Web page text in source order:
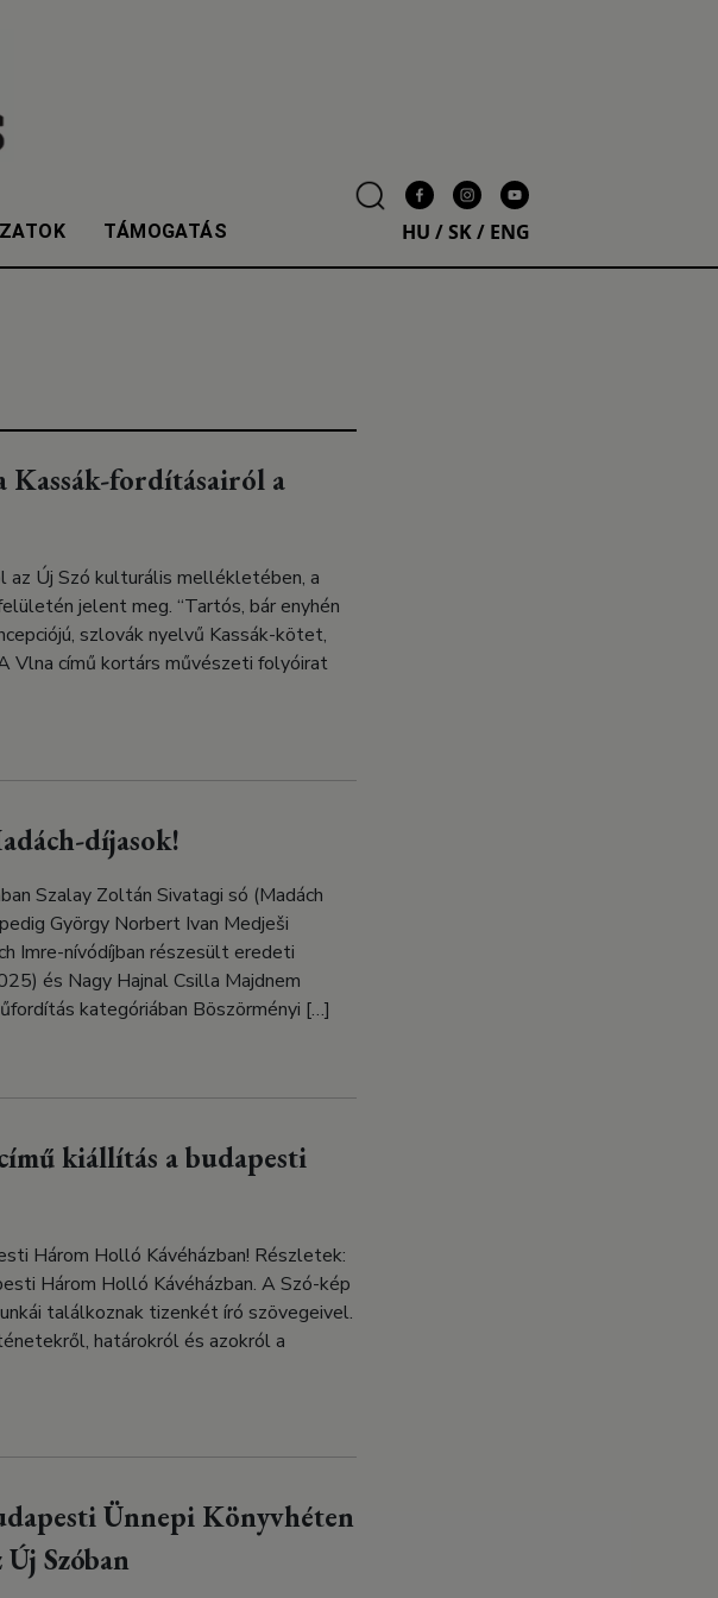
TÁMOGATÁS HU /SK/ ENG
Kassák-fordításairól a
az Új Szó kulturális mellékletében, a
jelent meg. “Tartós, bár enyhén
szlovák nyelvű Kassák-kötet,
Vlna című kortárs művészeti folyóirat
díjasok!
Szalay Zoltán Sivatagi só (Madách
György Norbert Ivan Medješi
Imre-nívódíjban részesült eredeti
és Nagy Hajnal Csilla Majdnem
kategóriában Böszörményi […]
kiállítás a budapesti
Három Holló Kávéházban! Részletek:
Három Holló Kávéházban. A Szó-kép
találkoznak tizenkét író szövegeivel.
határokról és azokról a
Ünnepi Könyvhéten
Szóban